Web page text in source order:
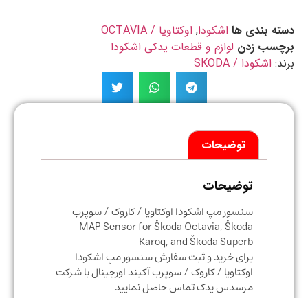
بندی ها اشکودا,اوکتاویا / OCTAVIA
زدن لوازم و قطعات یدکی اشکودا
اشکودا / SKODA
توضیحات
توضیحات
سنسور مپ اشکودا اوکتاویا / کاروک / سوپرب
MAP Sensor for Škoda Octavia, Škoda
Karoq, and Škoda Superb
برای خرید و ثبت سفارش سنسور مپ اشکودا
اوکتاویا / کاروک / سوپرب آکبند اورجینال با شرکت
مرسدس یدک تماس حاصل نمایید